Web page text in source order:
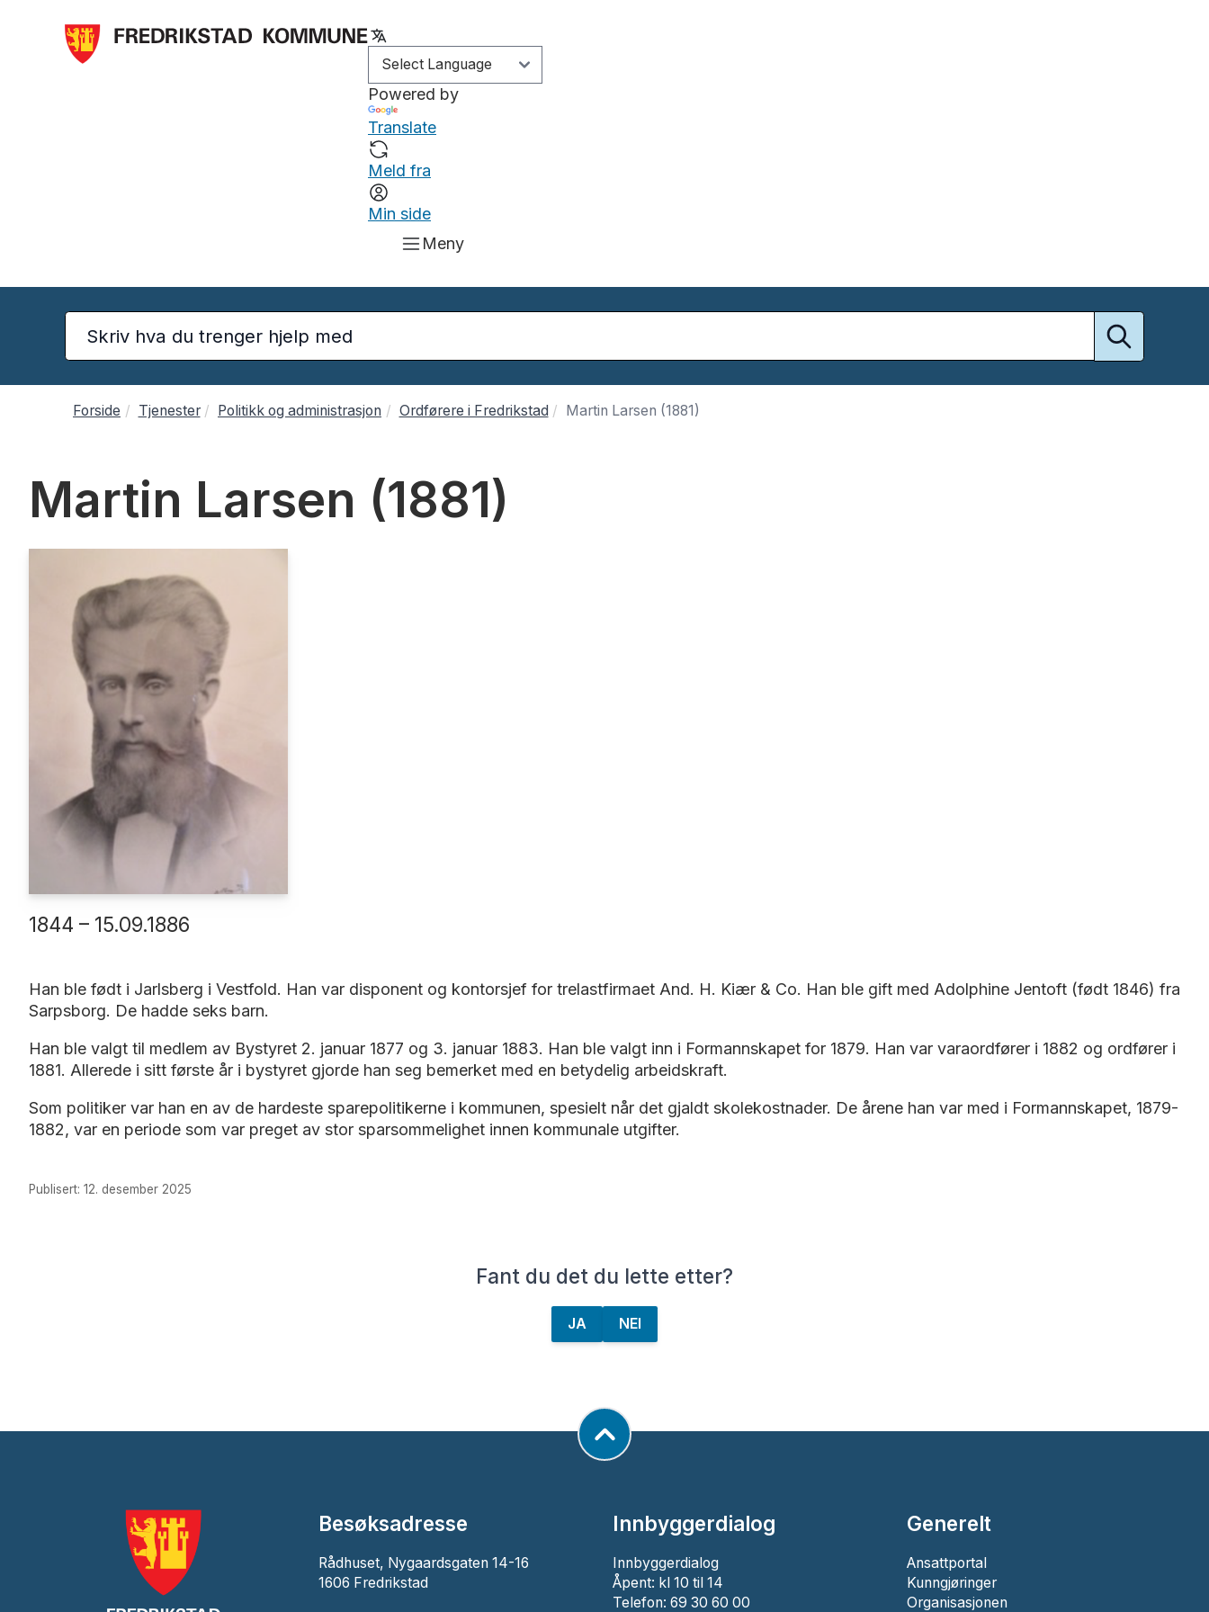
Powered by
Translate
Meld fra
Min side
Meny
Forside Tjenester Politikk og administrasjon Ordførere i Fredrikstad Martin Larsen (1881)
Martin Larsen (1881)
1844 – 15.09.1886
Han ble født i Jarlsberg i Vestfold. Han var disponent og kontorsjef for trelastfirmaet And. H. Kiær & Co. Han ble gift med Adolphine Jentoft (født 1846) fra
Sarpsborg. De hadde seks barn.
Han ble valgt til medlem av Bystyret 2. januar 1877 og 3. januar 1883. Han ble valgt inn i Formannskapet for 1879. Han var varaordfører i 1882 og ordfører i
1881. Allerede i sitt første år i bystyret gjorde han seg bemerket med en betydelig arbeidskraft.
Som politiker var han en av de hardeste sparepolitikerne i kommunen, spesielt når det gjaldt skolekostnader. De årene han var med i Formannskapet, 1879-
1882, var en periode som var preget av stor sparsommelighet innen kommunale utgifter.
Publisert: 12. desember 2025
Fant du det du lette etter?
JA NEI
Besøksadresse
Rådhuset, Nygaardsgaten 14-16
1606 Fredrikstad
Innbyggerdialog
Innbyggerdialog
Åpent: kl 10 til 14
Telefon: 69 30 60 00
Generelt
Ansattportal
Kunngjøringer
Organisasjonen